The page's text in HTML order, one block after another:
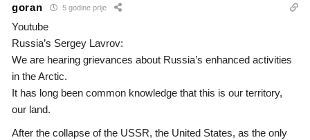
goran 5 godine prije
Youtube
Russia’s Sergey Lavrov:
We are hearing grievances about Russia’s enhanced activities
in the Arctic.
It has long been common knowledge that this is our territory,
our land.
After the collapse of the USSR, the United States, as the only